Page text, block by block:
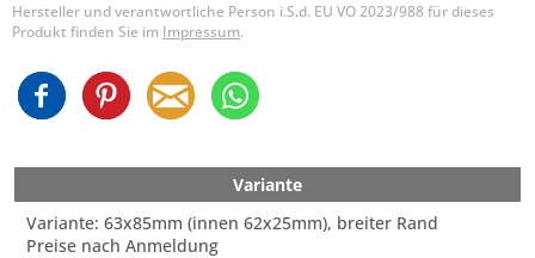
Hersteller und verantwortliche Person i.S.d. EU VO 2023/988 für dieses
Produkt finden Sie im Impressum.
Variante
Variante: 63x85mm (innen 62x25mm), breiter Rand
Preise nach Anmeldung